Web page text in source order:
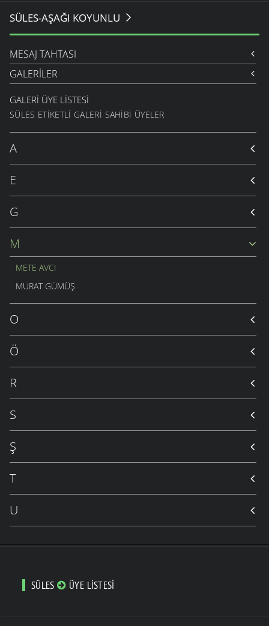
SÜLES-AŞAĞI KOYUNLU
MESAJ TAHTASI
GALERILER
GALERI ÜYE LISTESI
SÜLES ETIKETLI GALERI SAHIBI ÜYELER
A
E
G
M
METE AVCI
MURAT GÜMÜŞ
O
Ö
R
S
Ş
T
U
SÜLES ÜYE LISTESI